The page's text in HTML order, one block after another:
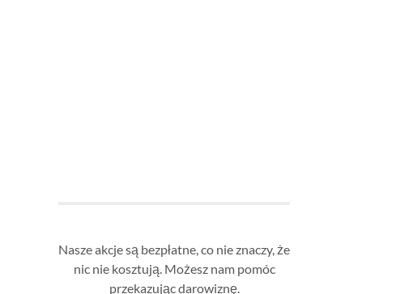
Nasze akcje są bezpłatne, co nie znaczy, że
nic nie kosztują. Możesz nam pomóc
przekazując darowiznę.